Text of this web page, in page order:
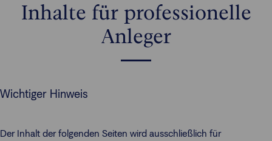
Inhalte für professionelle
Anleger
Wichtiger Hinweis
Der Inhalt der folgenden Seiten wird ausschließlich für